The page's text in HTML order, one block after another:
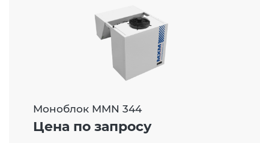
Моноблок MMN 344
Цена по запросу